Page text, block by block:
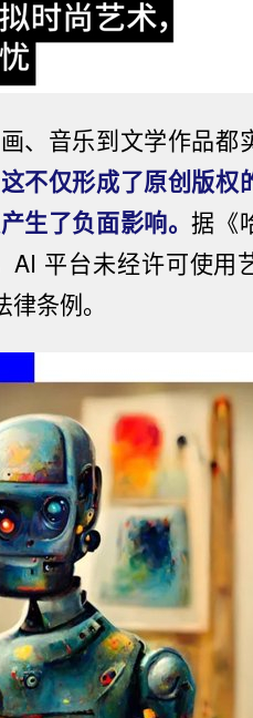
、音乐到文学作品都
不仅形成了原创版权
生了负面影响。据《
平台未经许可使用
条例。